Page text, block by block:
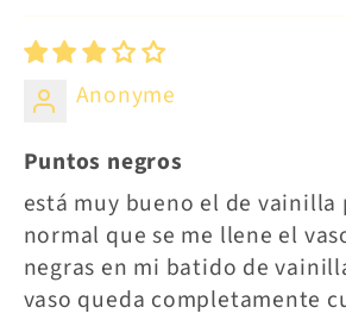
Anonyme
Puntos negros
está muy bueno el de vainilla
normal que se me llene el
negras en mi batido de
vaso queda completamente